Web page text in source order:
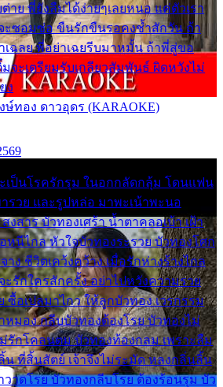
าย พี่ยังลืมได้ง่ายๆเลยหนอ แค่ตัวเรา
ะซอมซ่อ ขืนรักขืนรอคงช้ำสักวัน ถ้า
เฉลย พี่อย่าเฉยรีบมาหมั้น ถ้าพี่สู่ขอ
จะเตรียมรับเกลียวสัมพันธ์ ผิดหวังไม่
ง
ทอง ดาวอุดร (KARAOKE)
เป็นโรครักรุม ในอกกลัดกลุ้ม โดนแฟน
รวย และรูปหล่อ มาพะเน้าพะนอ
งสาร บัวทองเศร้า น้ำตาคลอเบ้า เฝ้า
นีไกล หัวใจบัวทองระรวย บัวทองโศก
าง ชีวิตเคว้งคว้าง เมื่อรักห่างร้างไกล
รักใครสักครั้ง อย่าไปหวังความรวย
ซื้อเปลมาไกว ให้ลูกบัวทอง เวรกรรม
หมอง กลีบบัวทองต้องโรย บัวทองไม่
รักโคลนตม บัวทองท้องกลม เพราะลืม
ที่สิ้นสัตย์ เจ้าจึงไม่ระมัด หลงกลิ่นลิ้น
วาดโรย บัวทองกลีบโรย ต้องร้อนรุม บัว